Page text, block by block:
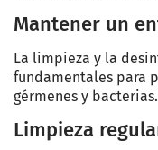
Mantener un
La limpieza y la
fundamentales para
gérmenes y bacterias.
Limpieza